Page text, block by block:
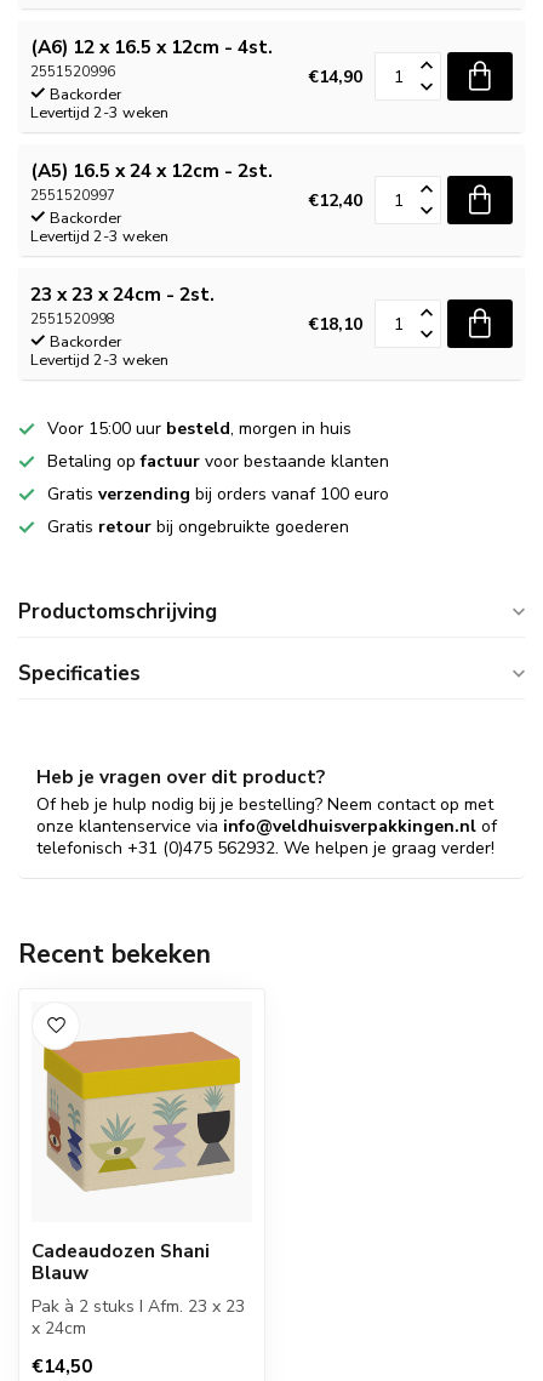
(A6) 12 x 16.5 x 12cm - 4st.
2551520996
Backorder
Levertijd 2-3 weken
€14,90
(A5) 16.5 x 24 x 12cm - 2st.
2551520997
Backorder
Levertijd 2-3 weken
€12,40
23 x 23 x 24cm - 2st.
2551520998
Backorder
Levertijd 2-3 weken
€18,10
Voor 15:00 uur besteld, morgen in huis
Betaling opfactuur voor bestaande klanten
Gratis verzending bij orders vanaf 100 euro
Gratis retour bij ongebruikte goederen
Productomschrijving
Specificaties
Heb je vragen over dit product?
Of heb je hulp nodig bij je bestelling? Neem contact op met
onze klantenservice via info@veldhuisverpakkingen.nl of
telefonisch +31 (0)475 562932. We helpen je graag verder!
Recent bekeken
Cadeaudozen Shani
Blauw
Pak à 2 stuks I Afm. 23 x 23
x 24cm
€14,50